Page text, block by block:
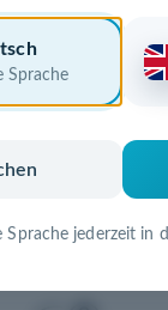
Sprache
Sprache jederzeit in
zum
Domain